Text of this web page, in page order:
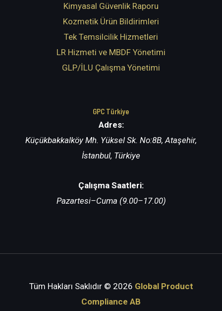
Kimyasal Güvenlik Raporu
Kozmetik Ürün Bildirimleri
Tek Temsilcilik Hizmetleri
LR Hizmeti ve MBDF Yönetimi
GLP/İLU Çalışma Yönetimi
GPC Türkiye
Adres:
Küçükbakkalköy Mh. Yüksel Sk. No:8B, Ataşehir,
İstanbul, Türkiye
Çalışma Saatleri:
Pazartesi–Cuma (9.00–17.00)
Tüm Hakları Saklıdır© 2026 Global Product
Compliance AB